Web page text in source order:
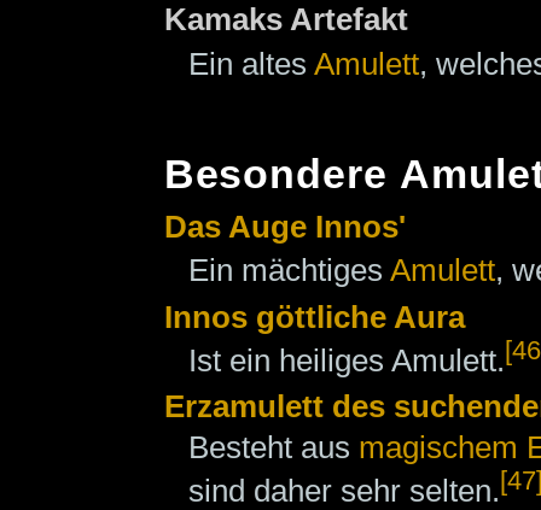
Kamaks Artefakt
Ein altes Amulett,
Besondere
Das Auge Innos'
Ein mächtiges Amulett,
Innos göttliche Aura
Ist ein heiliges Amulett.
Erzamulett des
Besteht aus magischem
sind daher sehr selten.